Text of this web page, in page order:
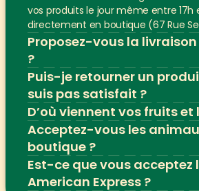
vos produits le jour même entre 17h
directement en boutique (67 Rue
Proposez-vous la
?
Puis-je retourner un
suis pas satisfait ?
D’où viennent vos fruits et
Acceptez-vous les
boutique ?
Est-ce que vous acceptez
American Express ?